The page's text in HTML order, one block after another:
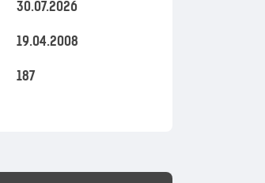
30.07.2026
19.04.2008
187